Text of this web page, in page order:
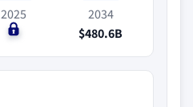
2025
$0
2034
$480.6B